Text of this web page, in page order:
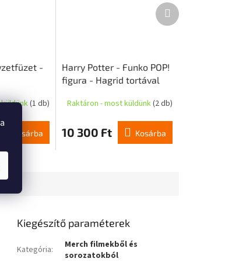
-
küldünk(1 db)
Kosárba
Harry Potter - Funko POP!
figura - Hagrid tortával
Raktáron - most küldünk(2 db)
10 300 Ft Kosárba
Következő
termék
Kiegészítő paraméterek
Kategória:
Merch filmekből és
sorozatokból